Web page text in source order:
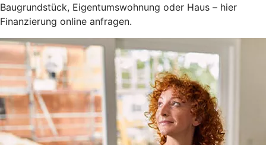
Baugrundstück, Eigentumswohnung oder Haus – hier
Finanzierung online anfragen.